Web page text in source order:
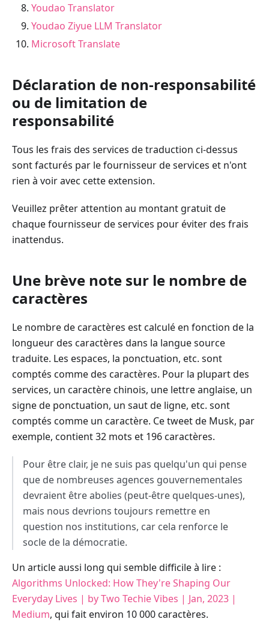
Youdao Translator
Youdao Ziyue LLM Translator
Microsoft Translate
Déclaration de non-responsabilité
ou de limitation de
responsabilité
Tous les frais des services de traduction ci-dessus
sont facturés par le fournisseur de services et n'ont
rien à voir avec cette extension.
Veuillez prêter attention au montant gratuit de
chaque fournisseur de services pour éviter des frais
inattendus.
Une brève note sur le nombre de
caractères
Le nombre de caractères est calculé en fonction de la
longueur des caractères dans la langue source
traduite. Les espaces, la ponctuation, etc. sont
comptés comme des caractères. Pour la plupart des
services, un caractère chinois, une lettre anglaise, un
signe de ponctuation, un saut de ligne, etc. sont
comptés comme un caractère. Ce tweet de Musk, par
exemple, contient 32 mots et 196 caractères.
Pour être clair, je ne suis pas quelqu'un qui pense
que de nombreuses agences gouvernementales
devraient être abolies (peut-être quelques-unes),
mais nous devrions toujours remettre en
question nos institutions, car cela renforce le
socle de la démocratie.
Un article aussi long qui semble difficile à lire :
Algorithms Unlocked: How They're Shaping Our
Everyday Lives | by Two Techie Vibes | Jan, 2023 |
Medium, qui fait environ 10 000 caractères.